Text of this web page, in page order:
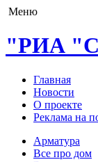
Меню
"РИА
Главная
Новости
О проекте
Реклама на
Арматура
Все про дом